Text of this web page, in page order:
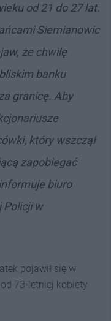
od 21 do 27 lat.
Siemianowic
że chwilę
banku
granicę. Aby
który wszczął
zapobiegać
biuro
Policji w
pojawił się w
73-letniej kobiety